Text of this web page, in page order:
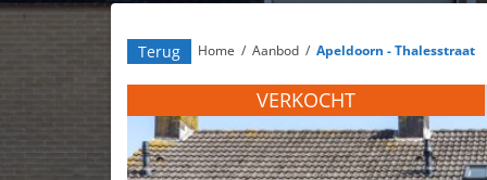
Home / Aanbod / Apeldoorn - Thalesstraat
Terug
VERKOCHT